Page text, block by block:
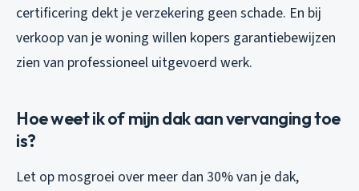
certificering dekt je verzekering geen schade. En bij
verkoop van je woning willen kopers garantiebewijzen
zien van professioneel uitgevoerd werk.
Hoe weet ik of mijn dak aan vervanging toe
is?
Let op mosgroei over meer dan 30% van je dak,